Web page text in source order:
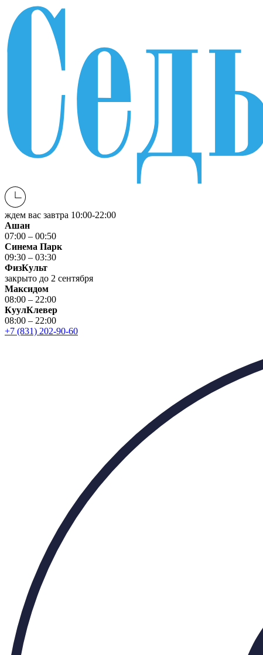
ждем вас завтра 10:00-22:00
Ашан
07:00 – 00:50
Синема Парк
09:30 – 03:30
ФизКульт
закрыто до 2 сентября
Максидом
08:00 – 22:00
КуулКлевер
08:00 – 22:00
+7 (831) 202-90-60